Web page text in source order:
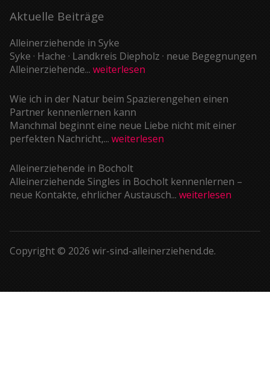
Aktuelle Beiträge
Alleinerziehende in Syke
Syke · Hache · Landkreis Diepholz · neue Begegnungen
Alleinerziehende... weiterlesen
Wie ich in der Natur beim Spazierengehen einen
Partner kennenlernen kann
Manchmal beginnt eine neue Liebe nicht mit einer
perfekten Nachricht,... weiterlesen
Alleinerziehende in Bocholt
Alleinerziehende Singles in Bocholt kennenlernen –
neue Kontakte, ehrlicher Austausch... weiterlesen
Copyright © 2026 wir-sind-alleinerziehend.de.